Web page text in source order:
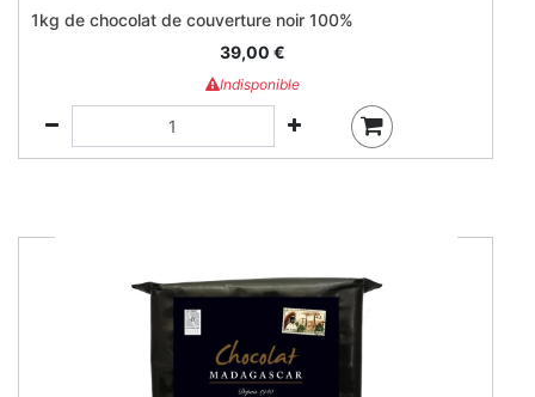
1kg de chocolat de couverture noir 100%
39,00 €
Indisponible